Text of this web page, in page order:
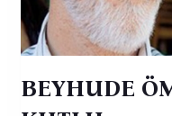
BEYHUDE